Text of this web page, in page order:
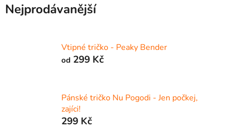
Nejprodávanější
Vtipné tričko - Peaky Bender
od 299 Kč
Pánské tričko Nu Pogodi - Jen počkej,
zajíci!
299 Kč